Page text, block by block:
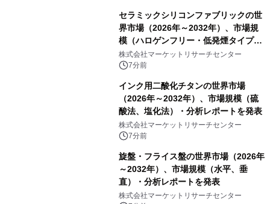
セラミックシリコンファブリックの世
界市場（2026年～2032年）、市場規
模（ハロゲンフリー・低発煙タイプ、
高膨張タイプ）・分析レポートを発表
株式会社マーケットリサーチセンター
7分前
インク用二酸化チタンの世界市場
（2026年～2032年）、市場規模（硫
酸法、塩化法）・分析レポートを発表
株式会社マーケットリサーチセンター
7分前
旋盤・フライス盤の世界市場（2026年
～2032年）、市場規模（水平、垂
直）・分析レポートを発表
株式会社マーケットリサーチセンター